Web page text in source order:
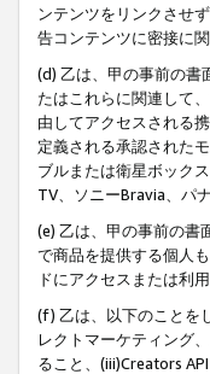
ンテンツをリンクさせ
告コンテンツに密接に
(d) 乙は、甲の事前の書
たはこれらに関連して
由してアクセスされる
定義される承認された
ブルまたは衛星ボック
TV、ソニーBravia、パ
(e) 乙は、甲の事前の書
で商品を提供する個人
ドにアクセスまたは利
(f) 乙は、以下のことを
レクトマーケティング
ること、(iii)Creators